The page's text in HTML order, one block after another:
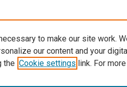
to make our site work.
our content and your
the Cookie settings link. For